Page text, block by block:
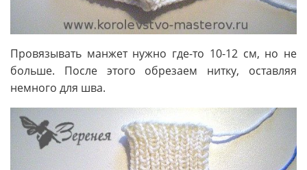
Провязывать манжет нужно где-то 10-12 см, но не
больше. После этого обрезаем нитку, оставляя
немного для шва.